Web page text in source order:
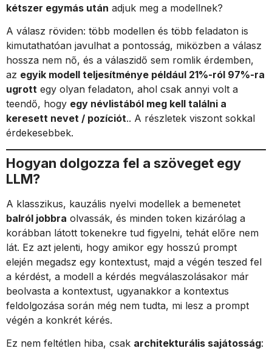
kétszer egymás után adjuk meg a modellnek?
A válasz röviden: több modellen és több feladaton is
kimutathatóan javulhat a pontosság, miközben a válasz
hossza nem nő, és a válaszidő sem romlik érdemben,
az egyik modell teljesítménye például 21%-ról 97%-ra
ugrott egy olyan feladaton, ahol csak annyi volt a
teendő, hogy egy névlistából meg kell találni a
keresett nevet / pozíciót.. A részletek viszont sokkal
érdekesebbek.
Hogyan dolgozza fel a szöveget egy
LLM?
A klasszikus, kauzális nyelvi modellek a bemenetet
balról jobbra olvassák, és minden token kizárólag a
korábban látott tokenekre tud figyelni, tehát előre nem
lát. Ez azt jelenti, hogy amikor egy hosszú prompt
elején megadsz egy kontextust, majd a végén teszed fel
a kérdést, a modell a kérdés megválaszolásakor már
beolvasta a kontextust, ugyanakkor a kontextus
feldolgozása során még nem tudta, mi lesz a prompt
végén a konkrét kérés.
Ez nem feltétlen hiba, csak architekturális sajátosság: